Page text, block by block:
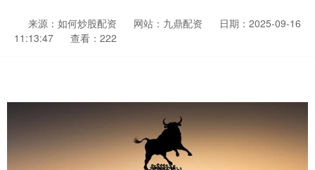
来源：如何炒股配资 网站：九鼎配资
日期：2025-09-16
11:13:47
查看：222